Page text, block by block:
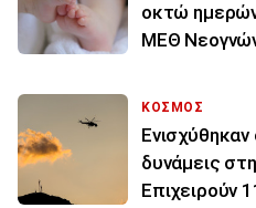
οκτώ
ΜΕΘ
ΚΟΣΜΟΣ
δυνάμεις
Επιχειρούν